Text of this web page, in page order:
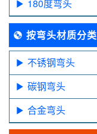
180度弯头
按弯头材质分类
不锈钢弯头
碳钢弯头
合金弯头